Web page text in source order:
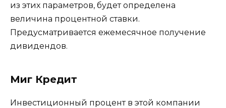
из этих параметров, будет определена
величина процентной ставки.
Предусматривается ежемесячное получение
дивидендов.
Миг Кредит
Инвестиционный процент в этой компании